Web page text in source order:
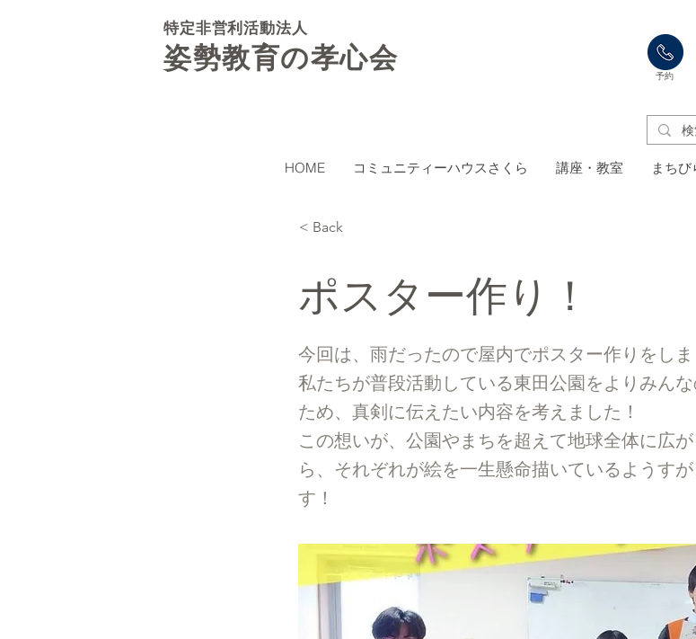
特定非営利活動法人
姿勢教育の孝心会
​予約
HOME コミュニティーハウスさくら 講座・教室 まち
< Back
ポスター作り！
今回は、雨だったので屋内でポスター作りをしま
私たちが普段活動している東田公園をよりみん
ため、真剣に伝えたい内容を考えました！
この想いが、公園やまちを超えて地球全体に広
ら、それぞれが絵を一生懸命描いているようす
す！